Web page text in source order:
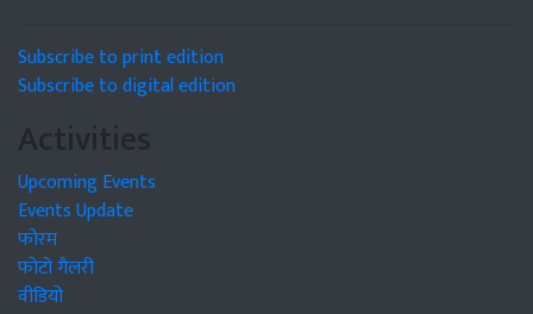
Subscribe to print edition
Subscribe to digital edition
Activities
Upcoming Events
Events Update
फोरम
फोटो गैलरी
वीडियो